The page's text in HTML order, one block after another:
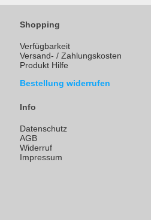
Shopping
Verfügbarkeit
Versand- / Zahlungskosten
Produkt Hilfe
Bestellung widerrufen
Info
Datenschutz
AGB
Widerruf
Impressum